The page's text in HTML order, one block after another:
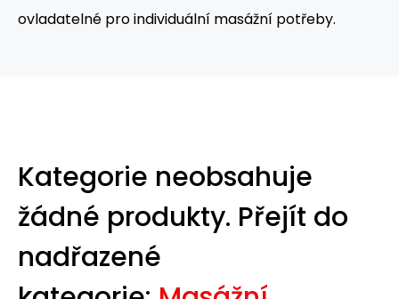
ovladatelné pro individuální masážní potřeby.
Kategorie neobsahuje
žádné produkty. Přejít do
nadřazené